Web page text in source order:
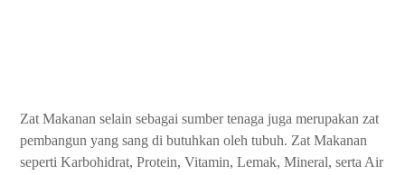
Zat Makanan selain sebagai sumber tenaga juga merupakan zat
pembangun yang sang di butuhkan oleh tubuh. Zat Makanan
seperti Karbohidrat, Protein, Vitamin, Lemak, Mineral, serta Air